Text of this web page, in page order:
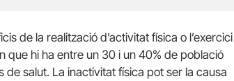
de la realització d’activitat física o l’exercici
que hi ha entre un 30 i un 40% de població
salut. La inactivitat física pot ser la causa